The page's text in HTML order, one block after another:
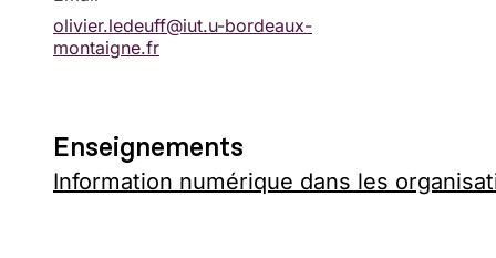
olivier.ledeuff@iut.u-bordeaux-
montaigne.fr
Enseignements
Information numérique dans les